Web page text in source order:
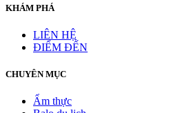
KHÁM PHÁ
LIÊN HỆ
ĐIỂM ĐẾN
CHUYÊN MỤC
Ẩm thực